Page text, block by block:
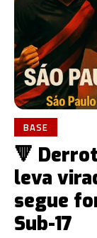
BASE
🔻
leva
segue
Sub-17